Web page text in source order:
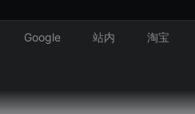
Google 站内 淘宝